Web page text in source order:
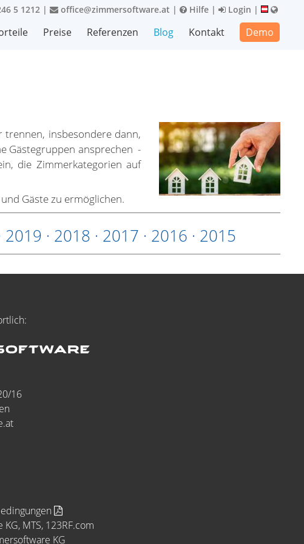
5 1212 | office@zimmersoftware.at | Hilfe | Login |
Preise Referenzen Blog Kontakt Demo
trennen, insbesondere dann,
Gästegruppen ansprechen -
die Zimmerkategorien auf
Gäste zu ermöglichen.
2019 · 2018 · 2017 · 2016 · 2015
16
MTS, 123RF.com
KG